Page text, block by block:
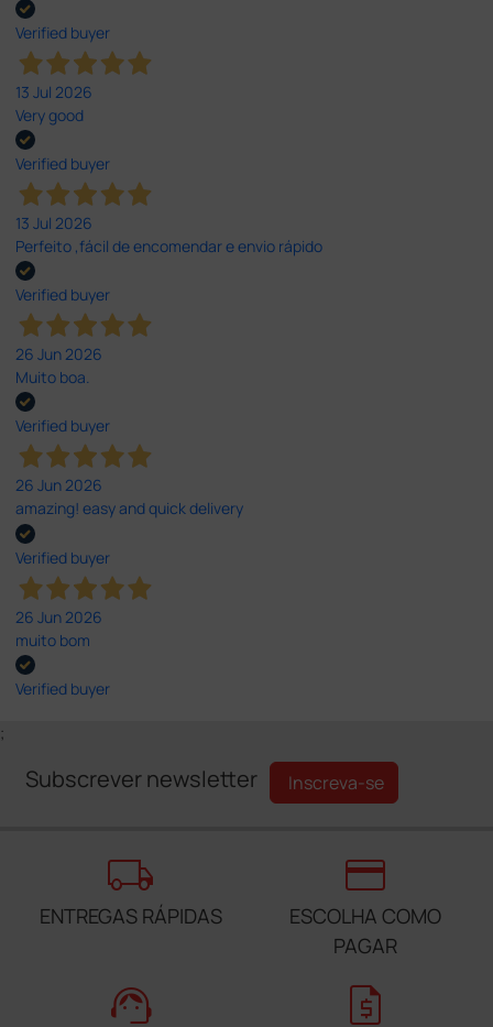
Verified buyer
13 Jul 2026
Very good
Verified buyer
13 Jul 2026
Perfeito ,fácil de encomendar e envio rápido
Verified buyer
26 Jun 2026
Muito boa.
Verified buyer
26 Jun 2026
amazing! easy and quick delivery
Verified buyer
26 Jun 2026
muito bom
Verified buyer
;
Subscrever newsletter Inscreva-se
local_shipping
ENTREGAS RÁPIDAS
credit_card
ESCOLHA COMO
PAGAR
support_agent request_quote